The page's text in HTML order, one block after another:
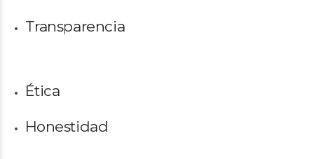
Transparencia
Ética
Honestidad